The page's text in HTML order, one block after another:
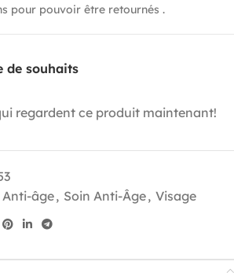
pour pouvoir être retournés .
de souhaits
regardent ce produit maintenant!
Anti-âge, Soin Anti-Âge, Visage